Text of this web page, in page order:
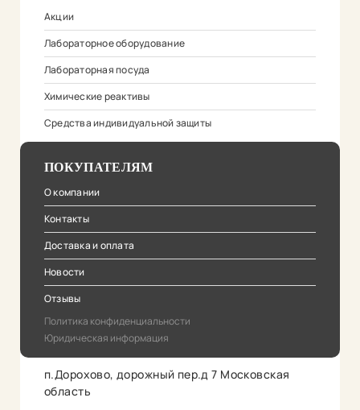
Акции
Лабораторное оборудование
Лабораторная посуда
Химические реактивы
Средства индивидуальной защиты
ПОКУПАТЕЛЯМ
О компании
Контакты
Доставка и оплата
Новости
Отзывы
Политика конфиденциальности
Юридическая информация
п.Дорохово, дорожный пер.д 7 Московская
область